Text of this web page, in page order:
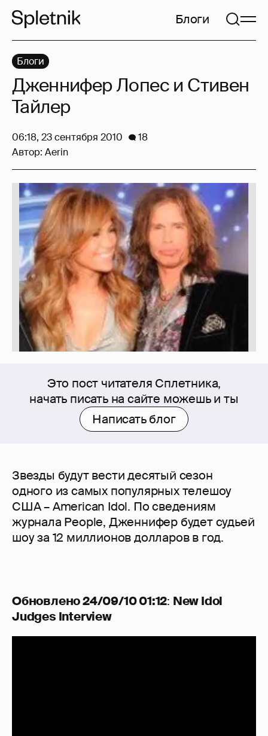
Блоги
Это пост читателя Сплетника,
начать писать на сайте можешь и ты
Написать блог
Звезды будут вести десятый сезон
одного из самых популярных телешоу
США – American Idol. По сведениям
журнала People, Дженнифер будет судьей
шоу за 12 миллионов долларов в год.
Обновлено 24/09/10 01:12: New Idol
Judges Interview
Блоги
Дженнифер Лопес и Стивен
Тайлер
06:18, 23 сентября 2010
18
Автор: Aerin